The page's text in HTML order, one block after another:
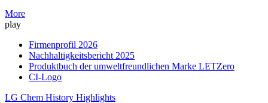
More
play
Firmenprofil 2026
Nachhaltigkeitsbericht 2025
Produktbuch der umweltfreundlichen Marke LETZero
CI-Logo
LG Chem History Highlights